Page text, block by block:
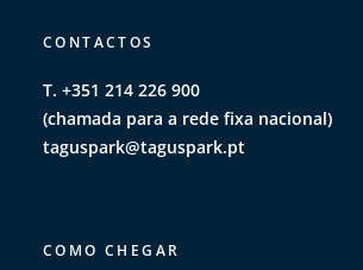
CONTACTOS
T. +351 214 226 900
(chamada para a rede fixa nacional)
taguspark@taguspark.pt
COMO CHEGAR